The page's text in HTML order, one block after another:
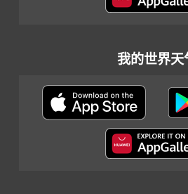
我的世界天